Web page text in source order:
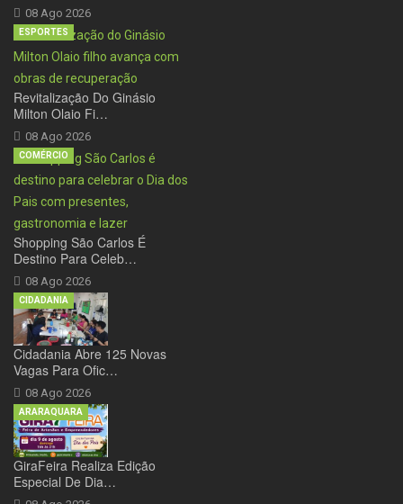
08 Ago 2026
Revitalização Do Ginásio
Milton Olaio Fi…
08 Ago 2026
ESPORTES
Shopping São Carlos É
Destino Para Celeb…
08 Ago 2026
COMÉRCIO
Cidadania Abre 125 Novas
Vagas Para Ofic…
08 Ago 2026
CIDADANIA
GiraFeira Realiza Edição
Especial De Dia…
ARARAQUARA